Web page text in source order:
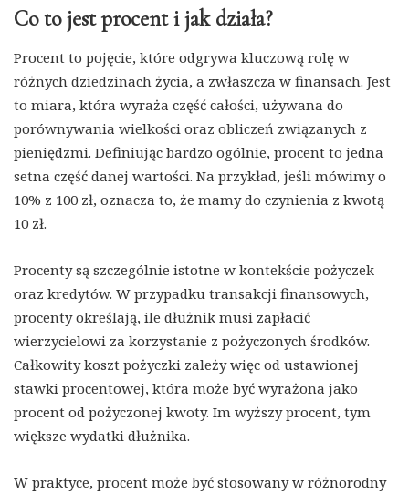
Co to jest procent i jak działa?
Procent to pojęcie, które odgrywa kluczową rolę w
różnych dziedzinach życia, a zwłaszcza w finansach. Jest
to miara, która wyraża część całości, używana do
porównywania wielkości oraz obliczeń związanych z
pieniędzmi. Definiując bardzo ogólnie, procent to jedna
setna część danej wartości. Na przykład, jeśli mówimy o
10% z 100 zł, oznacza to, że mamy do czynienia z kwotą
10 zł.
Procenty są szczególnie istotne w kontekście pożyczek
oraz kredytów. W przypadku transakcji finansowych,
procenty określają, ile dłużnik musi zapłacić
wierzycielowi za korzystanie z pożyczonych środków.
Całkowity koszt pożyczki zależy więc od ustawionej
stawki procentowej, która może być wyrażona jako
procent od pożyczonej kwoty. Im wyższy procent, tym
większe wydatki dłużnika.
W praktyce, procent może być stosowany w różnorodny